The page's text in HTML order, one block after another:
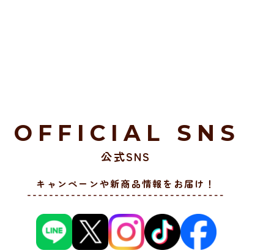
OFFICIAL SNS
公式SNS
キャンペーンや新商品情報をお届け！